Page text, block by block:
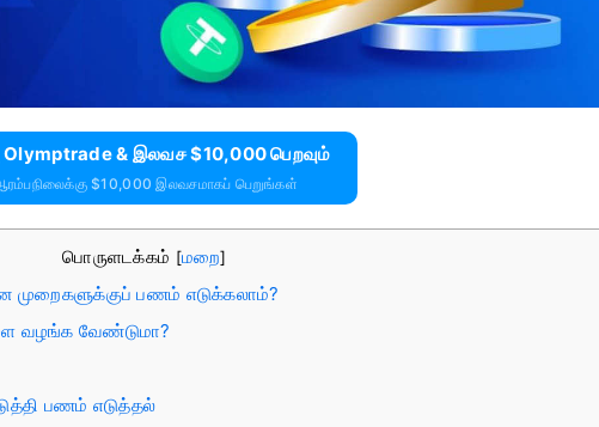
Olymptrade & இலவச $10,000 பெறவும்
$10,000 இலவசமாகப் பெறுங்கள்
பொருளடக்கம் [மறை]
பணம் எடுக்கலாம்?
வழங்க வேண்டுமா?
பணம் எடுத்தல்